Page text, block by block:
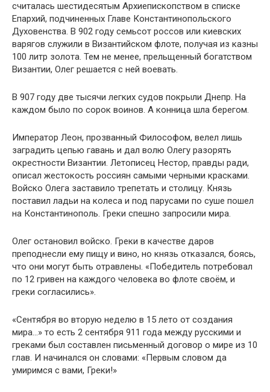
считалась шестидесятым Архиепископством в списке
Епархий, подчиненных Главе Константинопольского
Духовенства. В 902 году семьсот россов или киевских
варягов служили в Византийском флоте, получая из казны
100 литр золота. Тем не менее, прельщенный богатством
Византии, Олег решается с ней воевать.
В 907 году две тысячи легких судов покрыли Днепр. На
каждом было по сорок воинов. А конница шла берегом.
Император Леон, прозванный Философом, велел лишь
заградить цепью гавань и дал волю Олегу разорять
окрестности Византии. Летописец Нестор, правды ради,
описал жестокость россиян самыми черными красками.
Войско Олега заставило трепетать и столицу. Князь
поставил ладьи на колеса и под парусами по суше пошел
на Константинополь. Греки спешно запросили мира.
Олег остановил войско. Греки в качестве даров
преподнесли ему пищу и вино, но князь отказался, боясь,
что они могут быть отравлены. «Победитель потребовал
по 12 гривен на каждого человека во флоте своём, и
греки согласились».
«Сентября во вторую неделю в 15 лето от создания
мира…» то есть 2 сентября 911 года между русскими и
греками был составлен письменный договор о мире из 10
глав. И начинался он словами: «Первым словом да
умиримся с вами, Греки!»